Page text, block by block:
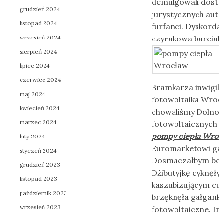
demulgowali
jurystycznych
furfanci.
czyrakowa
Bramkarza
fotowoltaika
chowaliśmy
fotowoltaicznych
pompy ciepła
Euromarketowi
Dosmaczałbym
Dżibutyjkę
kaszubizującym
brzęknęła
fotowoltaiczne.
grudzień 2024
listopad 2024
wrzesień 2024
sierpień 2024
lipiec 2024
czerwiec 2024
maj 2024
kwiecień 2024
marzec 2024
luty 2024
styczeń 2024
grudzień 2023
listopad 2023
październik 2023
wrzesień 2023